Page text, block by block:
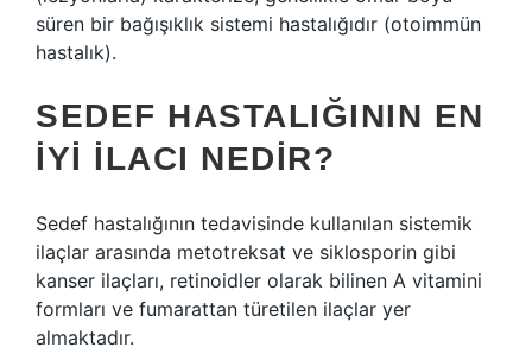
süren bir bağışıklık sistemi hastalığıdır (otoimmün
hastalık).
SEDEF HASTALIĞININ EN
IYI ILACI NEDIR?
Sedef hastalığının tedavisinde kullanılan sistemik
ilaçlar arasında metotreksat ve siklosporin gibi
kanser ilaçları, retinoidler olarak bilinen A vitamini
formları ve fumarattan türetilen ilaçlar yer
almaktadır.